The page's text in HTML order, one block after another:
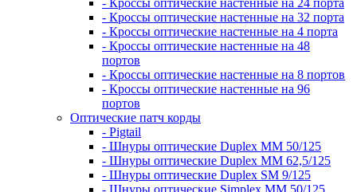
- Кроссы оптические настенные на 24 порта
- Кроссы оптические настенные на 32 порта
- Кроссы оптические настенные на 4 порта
- Кроссы оптические настенные на 48
портов
- Кроссы оптические настенные на 8 портов
- Кроссы оптические настенные на 96
портов
Оптические патч корды
- Pigtail
- Шнуры оптические Duplex MM 50/125
- Шнуры оптические Duplex MM 62,5/125
- Шнуры оптические Duplex SM 9/125
- Шнуры оптические Simplex MM 50/125